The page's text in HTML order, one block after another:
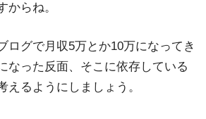
からね。
ログで月収5万とか10万になってき
なった反面、そこに依存している
えるようにしましょう。